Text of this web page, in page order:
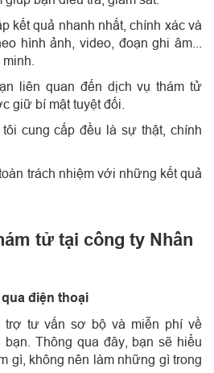
kết quả nhanh nhất, chính xác và
hình ảnh, video, đoạn ghi âm...
liên quan đến dịch vụ thám tử
giữ bí mật tuyệt đối.
cung cấp đều là sự thật, chính
trách nhiệm với những kết quả
tử tại công ty Nhân
điện thoại
tư vấn sơ bộ và miễn phí về
Thông qua đây, bạn sẽ hiểu
gì, không nên làm những gì trong